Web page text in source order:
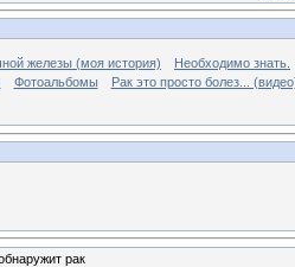
железы (моя история)
Необходимо знать.
Фотоальбомы Рак это просто болез...
рак